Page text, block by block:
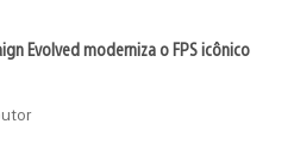
Evolved moderniza o FPS icônico